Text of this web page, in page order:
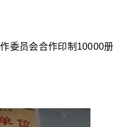
委员会合作印制10000册